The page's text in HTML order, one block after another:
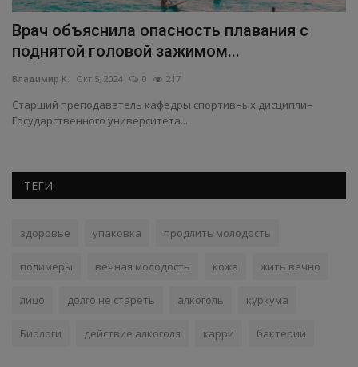
Врач объяснила опасность плавания с
поднятой головой зажимом...
Владимир К. Окт 5, 2024 0 217
Старший преподаватель кафедры спортивных дисциплин
Государственного университета...
ТЕГИ
здоровье упаковка продлить молодость
полимеры вечная молодость кожа жить вечно
лицо долго не стареть алкоголь куркума
Биологи действие алкоголя карри бактерии